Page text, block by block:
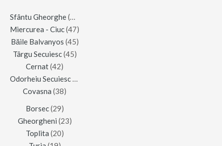
Sfântu Gheorghe(123)
Miercurea - Ciuc(47)
Băile Balvanyos (45)
Târgu Secuiesc(45)
Cernat(42)
Odorheiu Secuiesc
Covasna (38)
Borsec(29)
Gheorgheni (23)
Toplita (20)